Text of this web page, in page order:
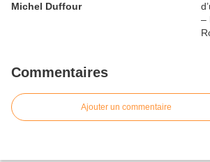
Michel Duffour
Commentaires
Ajouter un commentaire